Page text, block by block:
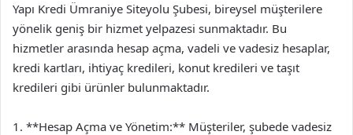
Yapı Kredi Ümraniye Siteyolu Şubesi, bireysel müşterilere
yönelik geniş bir hizmet yelpazesi sunmaktadır. Bu
hizmetler arasında hesap açma, vadeli ve vadesiz hesaplar,
kredi kartları, ihtiyaç kredileri, konut kredileri ve taşıt
kredileri gibi ürünler bulunmaktadır.
1. **Hesap Açma ve Yönetim:** Müşteriler, şubede vadesiz